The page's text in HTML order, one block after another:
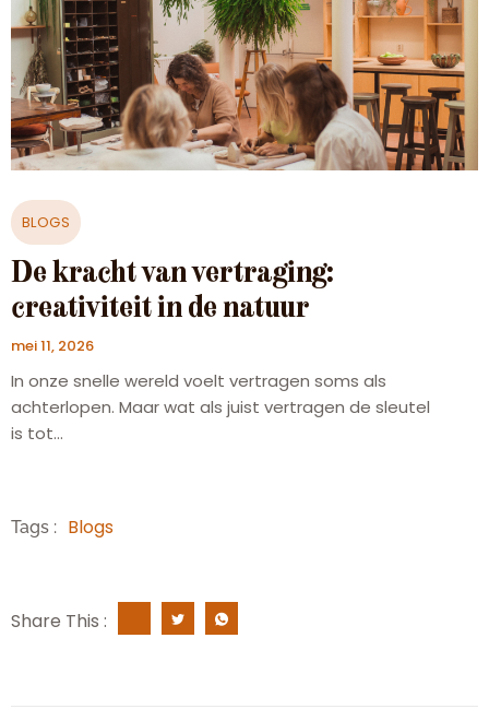
BLOGS
De kracht van vertraging:
creativiteit in de natuur
mei 11, 2026
In onze snelle wereld voelt vertragen soms als
achterlopen. Maar wat als juist vertragen de sleutel
is tot...
Tags : Blogs
Share This :